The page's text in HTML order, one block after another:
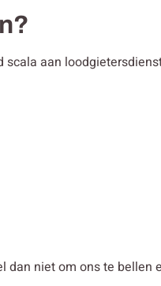
scala aan
niet om ons te bellen